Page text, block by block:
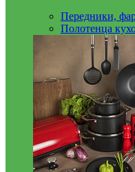
Передники,
Полотенца